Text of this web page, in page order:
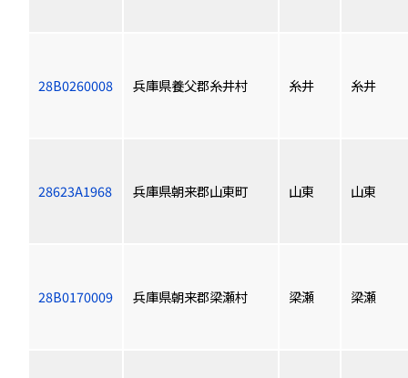
28B0260008 兵庫県養父郡糸井村 糸井 糸井
28623A1968 兵庫県朝来郡山東町 山東 山東
28B0170009 兵庫県朝来郡梁瀬村 梁瀬 梁瀬